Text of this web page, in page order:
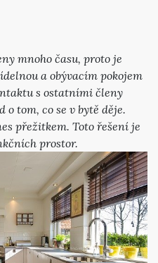
mnoho času, proto je
a obývacím pokojem
s ostatními členy
tom, co se v bytě děje.
přežitkem. Toto řešení je
prostor.